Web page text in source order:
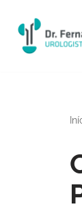
Pular
para